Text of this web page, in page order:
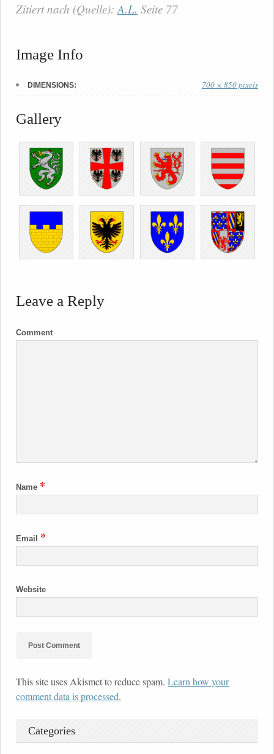
Zitiert nach (Quelle): A.L. Seite 77
Image Info
DIMENSIONS: 700 × 850 pixels
Gallery
Leave a Reply
Comment
Name *
Email *
Website
This site uses Akismet to reduce spam. Learn how your
comment data is processed.
Categories